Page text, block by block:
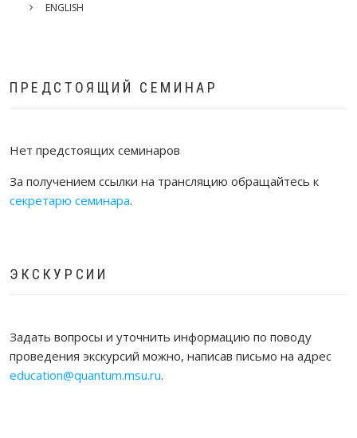
ENGLISH
ПРЕДСТОЯЩИЙ СЕМИНАР
Нет предстоящих семинаров
За получением ссылки на трансляцию обращайтесь к
секретарю семинара.
ЭКСКУРСИИ
Задать вопросы и уточнить информацию по поводу
проведения экскурсий можно, написав письмо на адрес
education@quantum.msu.ru.